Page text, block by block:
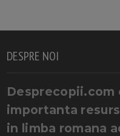
DESPRE NOI
Desprecopii.com
importanta
in limba romana